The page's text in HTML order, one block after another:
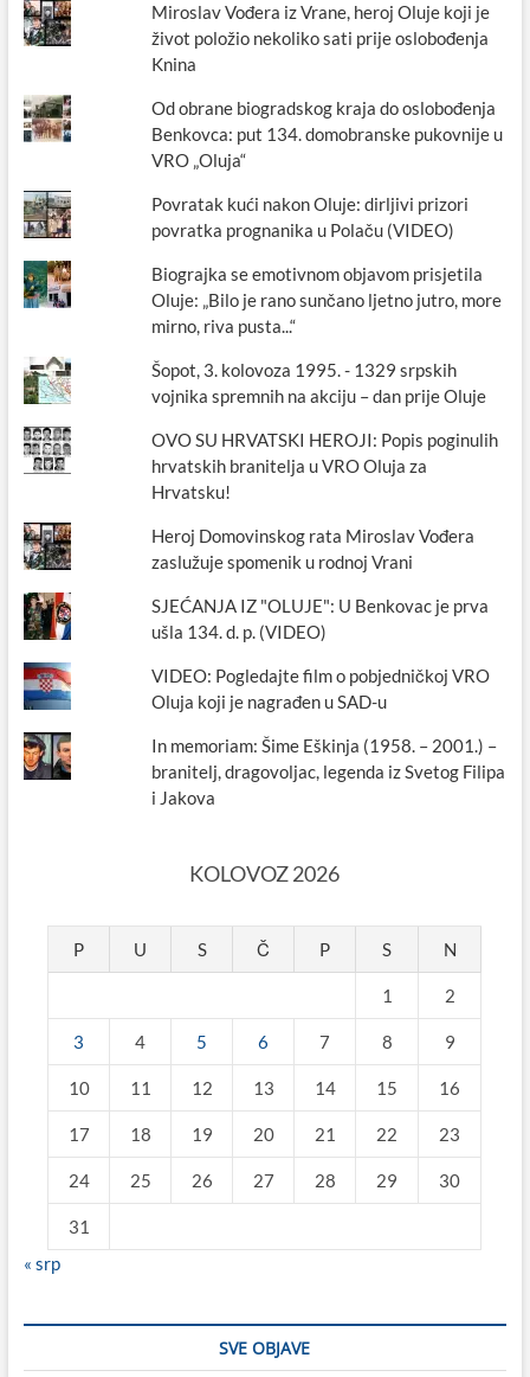
Miroslav Vođera iz Vrane, heroj Oluje koji je
život položio nekoliko sati prije oslobođenja
Knina
Od obrane biogradskog kraja do oslobođenja
Benkovca: put 134. domobranske pukovnije u
VRO „Oluja“
Povratak kući nakon Oluje: dirljivi prizori
povratka prognanika u Polaču (VIDEO)
Biograjka se emotivnom objavom prisjetila
Oluje: „Bilo je rano sunčano ljetno jutro, more
mirno, riva pusta...“
Šopot, 3. kolovoza 1995. - 1329 srpskih
vojnika spremnih na akciju – dan prije Oluje
OVO SU HRVATSKI HEROJI: Popis poginulih
hrvatskih branitelja u VRO Oluja za
Hrvatsku!
Heroj Domovinskog rata Miroslav Vođera
zaslužuje spomenik u rodnoj Vrani
SJEĆANJA IZ "OLUJE": U Benkovac je prva
ušla 134. d. p. (VIDEO)
VIDEO: Pogledajte film o pobjedničkoj VRO
Oluja koji je nagrađen u SAD-u
In memoriam: Šime Eškinja (1958. – 2001.) –
branitelj, dragovoljac, legenda iz Svetog Filipa
i Jakova
KOLOVOZ 2026
P U S Č P S N
1 2
3 4 5 6 7 8 9
10 11 12 13 14 15 16
17 18 19 20 21 22 23
24 25 26 27 28 29 30
31
« srp
SVE OBJAVE